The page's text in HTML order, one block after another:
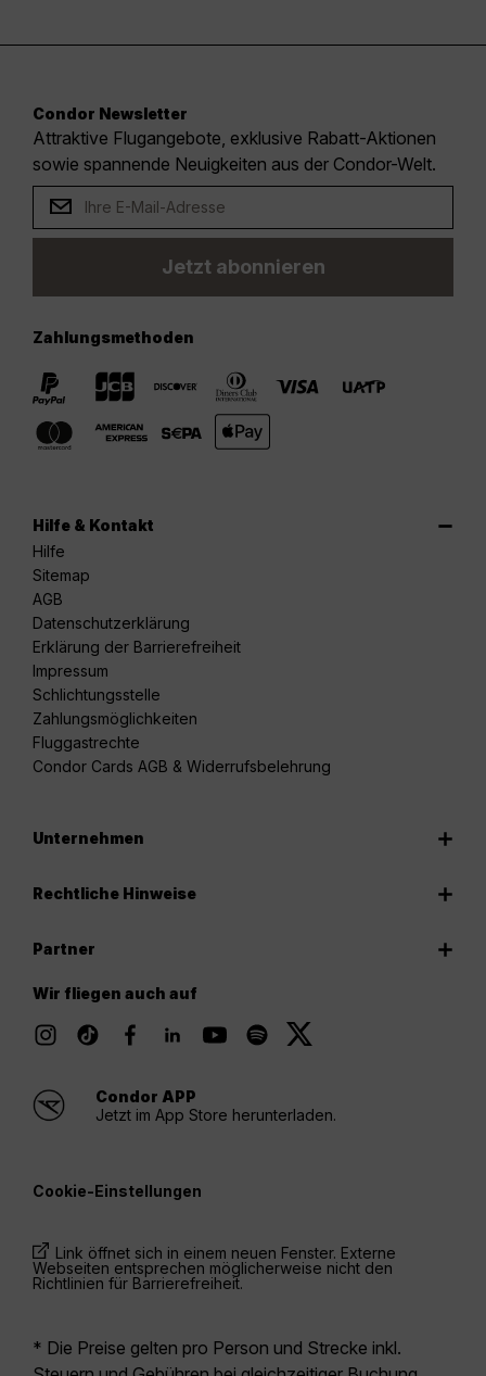
Condor Newsletter
Attraktive Flugangebote, exklusive Rabatt-Aktionen
sowie spannende Neuigkeiten aus der Condor-Welt.
Jetzt abonnieren
Zahlungsmethoden
Hilfe & Kontakt
Hilfe
Sitemap
AGB
Datenschutzerklärung
Erklärung der Barrierefreiheit
Impressum
Schlichtungsstelle
Zahlungsmöglichkeiten
Fluggastrechte
Condor Cards AGB & Widerrufsbelehrung
Unternehmen
Rechtliche Hinweise
Partner
Wir fliegen auch auf
Condor APP
Jetzt im App Store herunterladen.
Cookie-Einstellungen
Link öffnet sich in einem neuen Fenster. Externe
Webseiten entsprechen möglicherweise nicht den
Richtlinien für Barrierefreiheit.
* Die Preise gelten pro Person und Strecke inkl.